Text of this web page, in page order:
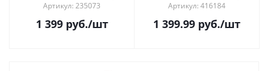
Артикул: 235073
1 399руб./шт
Артикул: 416184
1 399.99 руб./шт